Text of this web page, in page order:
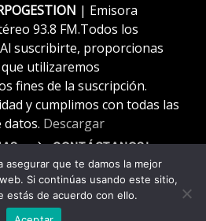
| Emisora
93.8 FM.Todos los
suscribirte, proporcionas
utilizaremos
fines de la suscripción.
y cumplimos con todas las
datos. Descargar
CONTÁCTANOS!
asegurar que te damos la mejor
Si continúas usando este sitio,
estás de acuerdo con ello.